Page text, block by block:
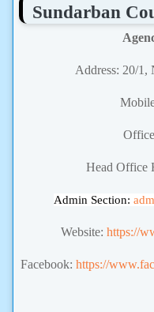
Sundarban
Address: 20/1,
Head Office
Admin Section:
Website: https://
Facebook: https://